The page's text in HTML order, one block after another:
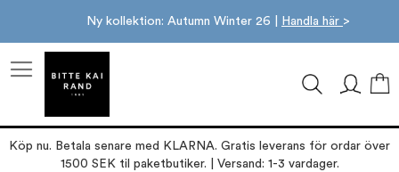
Ny kollektion: Autumn Winter 26 | Handla här >
Köp nu. Betala senare med KLARNA. Gratis leverans för ordar över
1500 SEK til paketbutiker. | Versand: 1-3 vardager.